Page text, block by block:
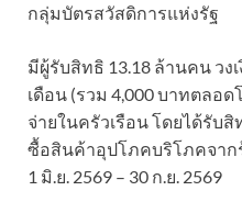
กลุ่มบัตรสวัสดิการแห่งรัฐ
มีผู้รับสิทธิ 13.18 ล้านคน วง
เดือน (รวม 4,000 บาทตลอ
จ่ายในครัวเรือน โดยได้รับ
ซื้อสินค้าอุปโภคบริโภคจาก
1 มิ.ย. 2569 – 30 ก.ย. 2569